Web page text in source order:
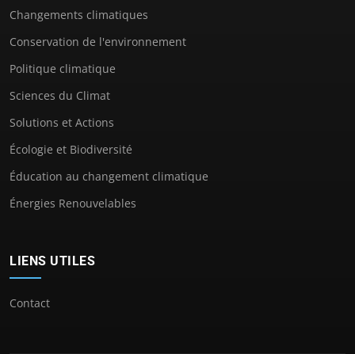
Changements climatiques
Conservation de l'environnement
Politique climatique
Sciences du Climat
Solutions et Actions
Écologie et Biodiversité
Éducation au changement climatique
Énergies Renouvelables
LIENS UTILES
Contact